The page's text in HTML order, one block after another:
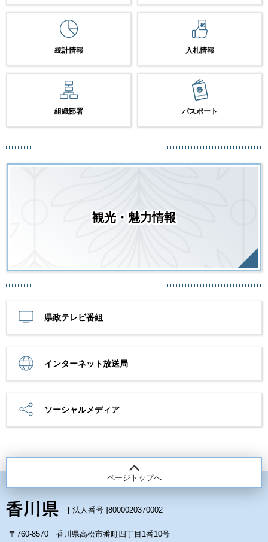
統計情報 入札情報
組織部署 パスポート
観光・魅力情報
県政テレビ番組
インターネット放送局
ソーシャルメディア
ページトップへ
[ 法人番号 ]8000020370002
〒760-8570 香川県高松市番町四丁目1番10号